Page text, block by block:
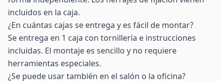
incluidos en la caja.
¿En cuántas cajas se entrega y es fácil de montar?
Se entrega en 1 caja con tornillería e instrucciones
incluidas. El montaje es sencillo y no requiere
herramientas especiales.
¿Se puede usar también en el salón o la oficina?